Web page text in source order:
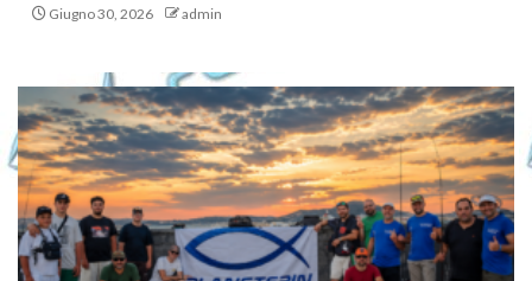
Giugno 30, 2026 admin